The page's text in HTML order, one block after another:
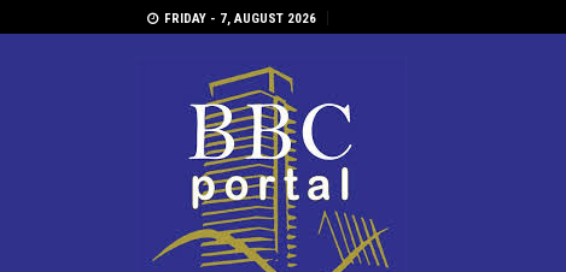
FRIDAY - 7, AUGUST 2026